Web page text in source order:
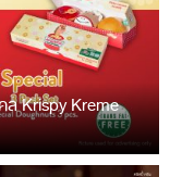
Krispy Kreme